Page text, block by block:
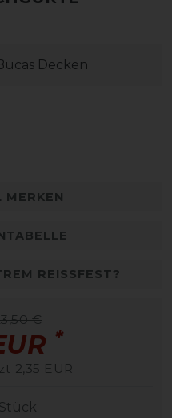
Decken
MERKEN
REISSFEST?
€
*
2,35 EUR
Stück